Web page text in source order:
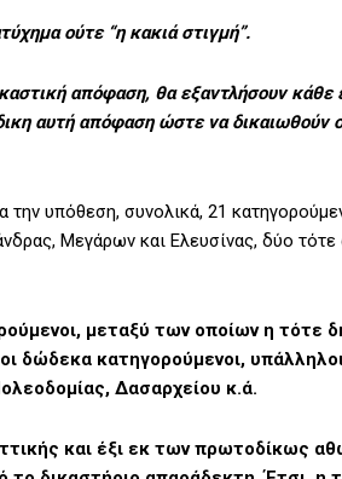
ούτε “η κακιά στιγμή”.
απόφαση, θα εξαντλήσουν κάθε
αυτή απόφαση ώστε να
την υπόθεση, συνολικά, 21
Μεγάρων και Ελευσίνας, δύο τότε
μεταξύ των οποίων η τότε
δώδεκα κατηγορούμενοι,
Δασαρχείου κ.ά.
και έξι εκ των πρωτοδίκως